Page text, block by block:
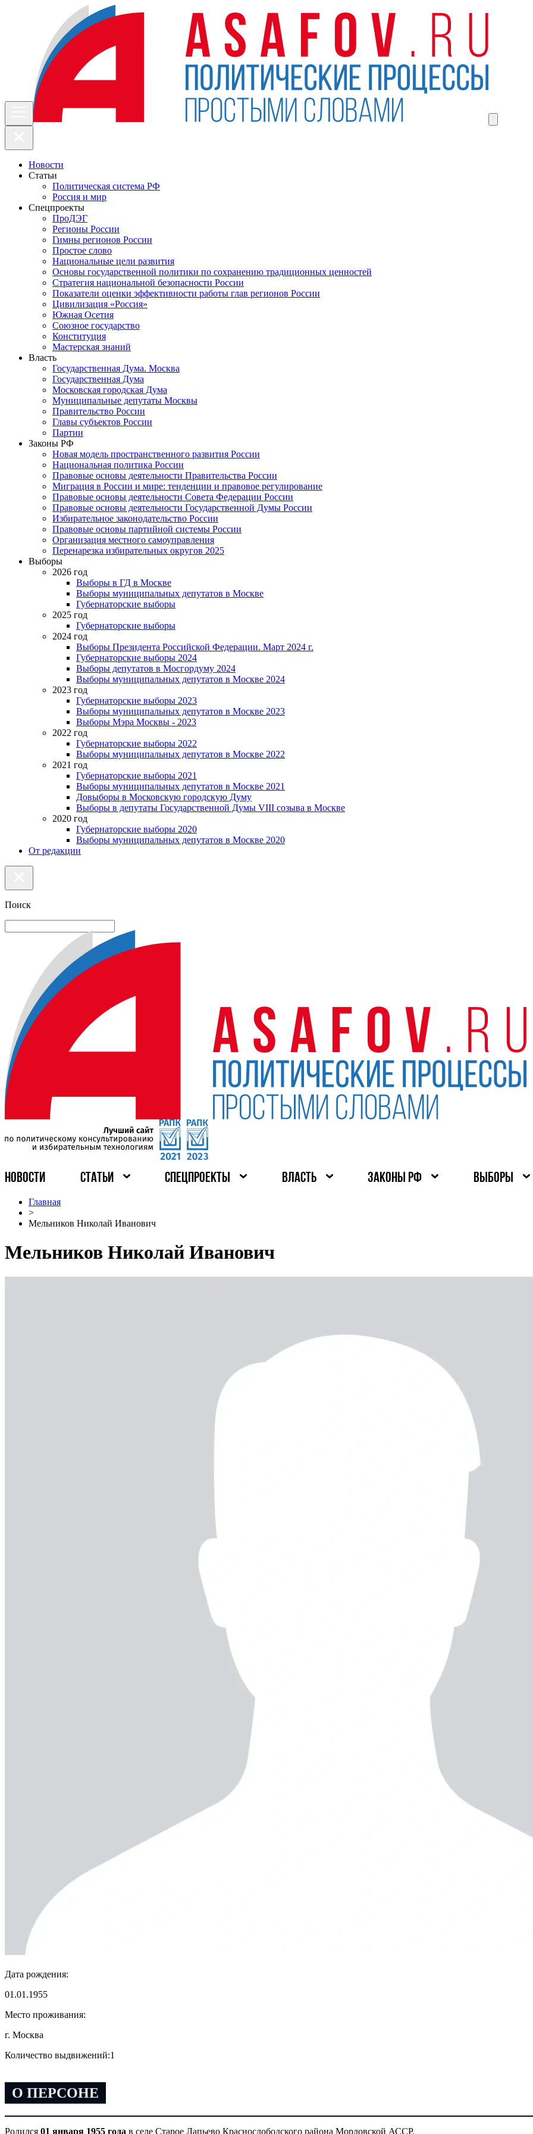
Новости
Статьи
Политическая система РФ
Россия и мир
Спецпроекты
ПроДЭГ
Регионы России
Гимны регионов России
Простое слово
Национальные цели развития
Основы государственной политики по сохранению традиционных ценностей
Стратегия национальной безопасности России
Показатели оценки эффективности работы глав регионов России
Цивилизация «Россия»
Южная Осетия
Союзное государство
Конституция
Мастерская знаний
Власть
Государственная Дума. Москва
Государственная Дума
Московская городская Дума
Муниципальные депутаты Москвы
Правительство России
Главы субъектов России
Партии
Законы РФ
Новая модель пространственного развития России
Национальная политика России
Правовые основы деятельности Правительства России
Миграция в России и мире: тенденции и правовое регулирование
Правовые основы деятельности Совета Федерации России
Правовые основы деятельности Государственной Думы России
Избирательное законодательство России
Правовые основы партийной системы России
Организация местного самоуправления
Перенарезка избирательных округов 2025
Выборы
2026 год
Выборы в ГД в Москве
Выборы муниципальных депутатов в Москве
Губернаторские выборы
2025 год
Губернаторские выборы
2024 год
Выборы Президента Российской Федерации. Март 2024 г.
Губернаторские выборы 2024
Выборы депутатов в Мосгордуму 2024
Выборы муниципальных депутатов в Москве 2024
2023 год
Губернаторские выборы 2023
Выборы муниципальных депутатов в Москве 2023
Выборы Мэра Москвы - 2023
2022 год
Губернаторские выборы 2022
Выборы муниципальных депутатов в Москве 2022
2021 год
Губернаторские выборы 2021
Выборы муниципальных депутатов в Москве 2021
Довыборы в Московскую городскую Думу
Выборы в депутаты Государственной Думы VIII созыва в Москве
2020 год
Губернаторские выборы 2020
Выборы муниципальных депутатов в Москве 2020
От редакции
Поиск
НОВОСТИ СТАТЬИ СПЕЦПРОЕКТЫ ВЛАСТЬ ЗАКОНЫ РФ ВЫБОРЫ
Главная
>
Мельников Николай Иванович
Мельников Николай Иванович
Дата рождения:
01.01.1955
Место проживания:
г. Москва
Количество выдвижений:1
О ПЕРСОНЕ
Родился 01 января 1955 года в селе Старое Лапьево Краснослободского района Мордовской АССР.